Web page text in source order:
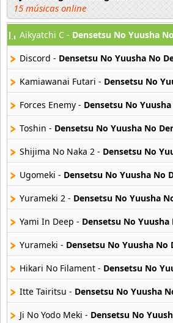
15 músicas online
Akahori Gedou Hour Rabuge
29 músicas online
Akane Iro Ni Samoru Saka
26 músicas online
6 músicas online
Akikan
15 músicas online
Alejandro Arnais
3 músicas online
Amaenaideyo
26 músicas online
Amagami Ss
50 músicas online
Aikyatchi C - Densetsu No Yuusha
Discord - Densetsu No Yuusha No
Kamiawanai Futari - Densetsu No
Forces Enemy - Densetsu No
Toshin - Densetsu No Yuusha No
Shijima No Naka 2 - Densetsu No
Ugomeki - Densetsu No Yuusha No
Yurameki 2 - Densetsu No Yuusha
Yami In Deep - Densetsu No Yuusha
Yurameki - Densetsu No Yuusha No
Hikari No Filament - Densetsu No
Itte Tairitsu - Densetsu No Yuusha
Ji No Yodo Meki - Densetsu No